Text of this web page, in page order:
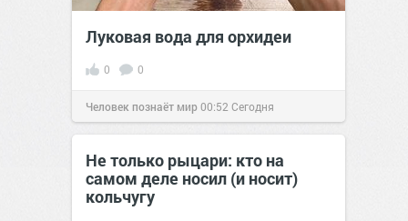
Луковая вода для орхидеи
0 0
Человек познаёт мир00:52 Сегодня
Не только рыцари: кто на
самом деле носил (и носит)
кольчугу